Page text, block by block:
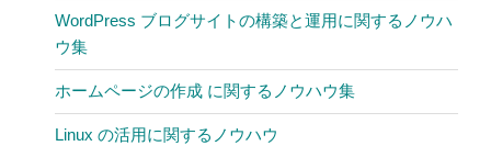
WordPress ブログサイトの構築と運用に関するノウハ
ウ集
ホームページの作成 に関するノウハウ集
Linux の活用に関するノウハウ